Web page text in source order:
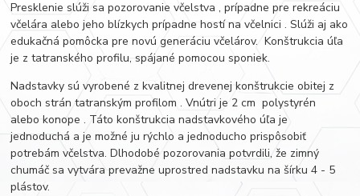
Presklenie slúži sa pozorovanie včelstva , prípadne pre rekreáciu
včelára alebo jeho blízkych prípadne hostí na včelnici . Slúži aj ako
edukačná pomôcka pre novú generáciu včelárov. Konštrukcia úľa
je z tatranského profilu, spájané pomocou sponiek.
Nadstavky sú vyrobené z kvalitnej drevenej konštrukcie obitej z
oboch strán tatranským profilom . Vnútri je 2 cm polystyrén
alebo konope . Táto konštrukcia nadstavkového úľa je
jednoduchá a je možné ju rýchlo a jednoducho prispôsobiť
potrebám včelstva. Dlhodobé pozorovania potvrdili, že zimný
chumáč sa vytvára prevažne uprostred nadstavku na šírku 4 - 5
plástov.